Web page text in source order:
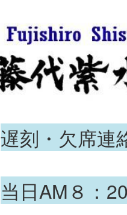
遅刻・欠席連
当日AM８：